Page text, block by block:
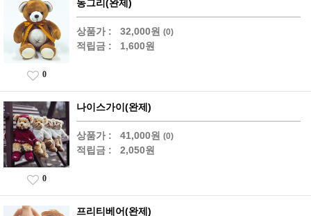
동그리(완제)
상품가 : 32,000원 (0)
적립금 : 1,600원
0
나이스가이(완제)
상품가 : 41,000원 (0)
적립금 : 2,050원
0
프리티베어(완제)